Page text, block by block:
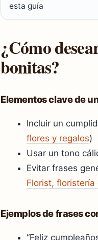
esta guía
¿Cómo
bonitas?
Elementos clave de
Incluir un
flores y regalos)
Usar un tono
Evitar frases
Florist, floristería
Ejemplos de frases
“Feliz